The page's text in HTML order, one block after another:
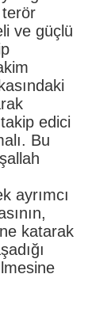
terör
ve güçlü
edici
Bu
ayrımcı
katarak